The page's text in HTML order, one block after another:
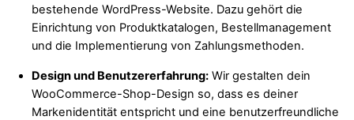
bestehende WordPress-Website. Dazu gehört die
Einrichtung von Produktkatalogen, Bestellmanagement
und die Implementierung von Zahlungsmethoden.
Design und Benutzererfahrung: Wir gestalten dein
WooCommerce-Shop-Design so, dass es deiner
Markenidentität entspricht und eine benutzerfreundliche